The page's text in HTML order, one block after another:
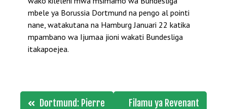
mbele ya Borussia Dortmund na pengo al pointi
nane, watakutana na Hamburg Januari 22 katika
mpambano wa Ijumaa jioni wakati Bundesliga
itakapoejea.
PostDortmund: Pierre
Filamu ya Revenant